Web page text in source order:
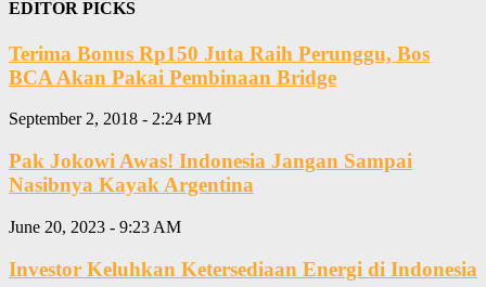
EDITOR PICKS
Terima Bonus Rp150 Juta Raih Perunggu, Bos
BCA Akan Pakai Pembinaan Bridge
September 2, 2018 - 2:24 PM
Pak Jokowi Awas! Indonesia Jangan Sampai
Nasibnya Kayak Argentina
June 20, 2023 - 9:23 AM
Investor Keluhkan Ketersediaan Energi di Indonesia